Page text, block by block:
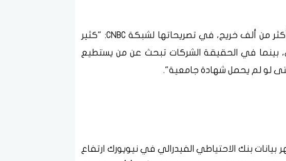
وتقول سكلتون، التي أشرفت على توظيف أكثر من ألف خريج، في تصريحاتها لشبكة CNBC: "كثير
بينما في الحقيقة الشركات تبحث عن من يستطيع
لو لم يحمل شهادة جامعية".
كبيرًا، إذ تُظهر بيانات بنك الاحتياطي الفيدرالي في نيويورك ارتفاع